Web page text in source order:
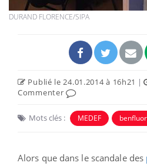
DURAND FLORENCE/SIPA
Publié le 24.01.2014 à 16h21 |
Commenter
Mots clés : MEDEF
Alors que dans le scandale des